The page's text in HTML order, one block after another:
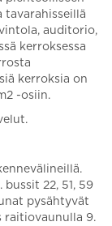
tavarahisseillä
auditorio,
kerroksessa
kerroksia on
-osiin.
22, 51, 59
pysähtyvät
raitiovaunulla 9.